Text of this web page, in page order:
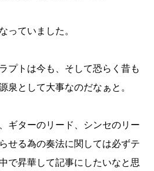
っていました。
プトは今も、そして恐らく昔も
泉として大事なのだなぁと。
ギターのリード、シンセのリー
せる為の奏法に関しては必ずテ
で昇華して記事にしたいなと思